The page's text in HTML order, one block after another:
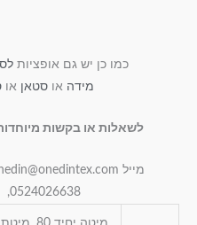
כמו כן יש גם אופציות
מידה אוסטאן או
לשאלות או בקשות
מייל onedin@onedintex.com, פייסבוק
0524026638, וואסטפ